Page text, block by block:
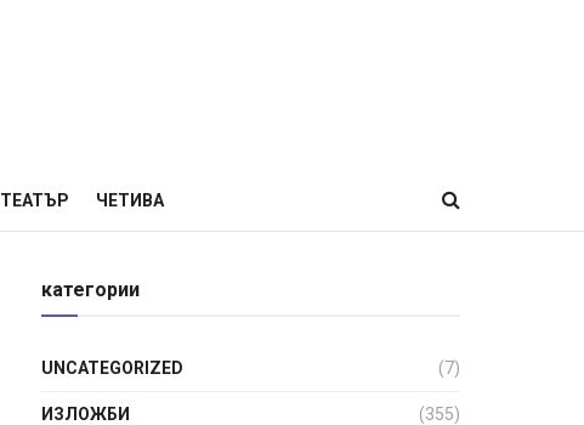
ТЕАТЪР ЧЕТИВА
категории
UNCATEGORIZED (7)
ИЗЛОЖБИ (355)